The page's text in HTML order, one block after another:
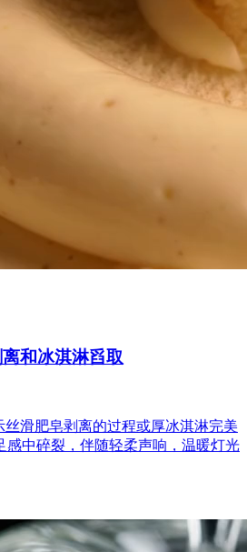
和冰淇淋舀取
滑肥皂剥离的过程或厚冰淇淋完美
感中碎裂，伴随轻柔声响，温暖灯光